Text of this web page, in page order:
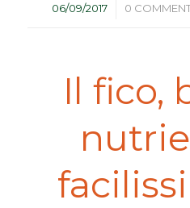
06/09/2017
/ 0 /
Il fico,